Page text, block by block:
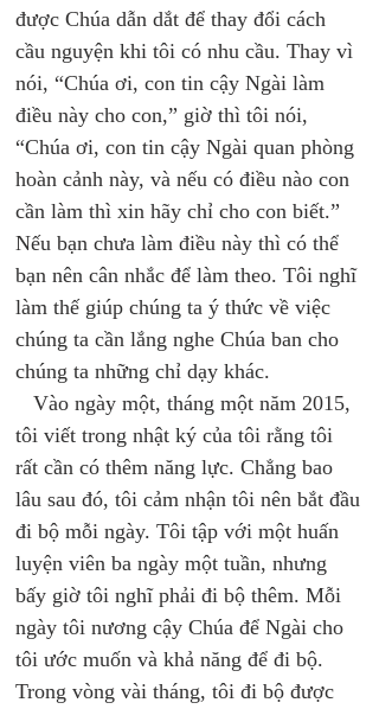
được Chúa dẫn dắt để thay đổi cách
cầu nguyện khi tôi có nhu cầu. Thay vì
nói, “Chúa ơi, con tin cậy Ngài làm
điều này cho con,” giờ thì tôi nói,
“Chúa ơi, con tin cậy Ngài quan phòng
hoàn cảnh này, và nếu có điều nào con
cần làm thì xin hãy chỉ cho con biết.”
Nếu bạn chưa làm điều này thì có thể
bạn nên cân nhắc để làm theo. Tôi nghĩ
làm thế giúp chúng ta ý thức về việc
chúng ta cần lắng nghe Chúa ban cho
chúng ta những chỉ dạy khác.
Vào ngày một, tháng một năm 2015,
tôi viết trong nhật ký của tôi rằng tôi
rất cần có thêm năng lực. Chẳng bao
lâu sau đó, tôi cảm nhận tôi nên bắt đầu
đi bộ mỗi ngày. Tôi tập với một huấn
luyện viên ba ngày một tuần, nhưng
bấy giờ tôi nghĩ phải đi bộ thêm. Mỗi
ngày tôi nương cậy Chúa để Ngài cho
tôi ước muốn và khả năng để đi bộ.
Trong vòng vài tháng, tôi đi bộ được